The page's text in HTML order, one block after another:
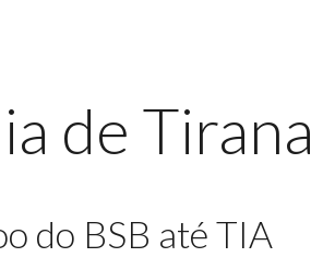
de Tirana
do BSB até TIA